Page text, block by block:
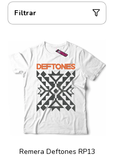
Filtrar
Remera Deftones RP13